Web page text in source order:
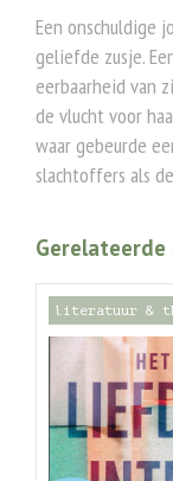
Een onschuldige
geliefde zusje.
eerbaarheid van
de vlucht voor
waar gebeurde
slachtoffers als
literatuur &